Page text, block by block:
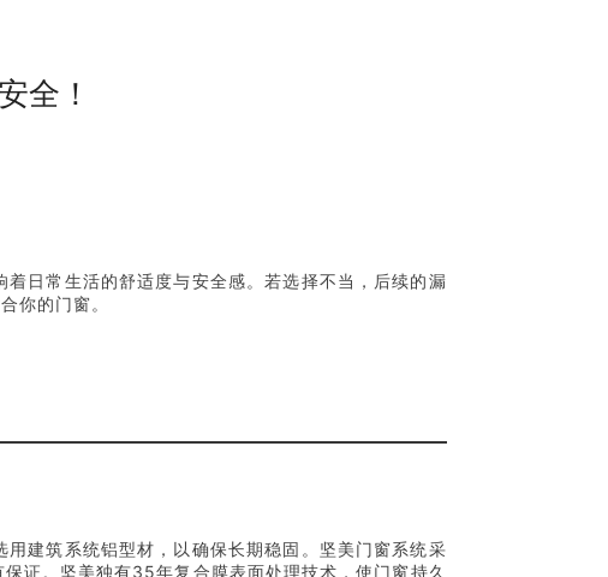
全！
日常生活的舒适度与安全感。若选择不当，后续的漏
你的门窗。
建筑系统铝型材，以确保长期稳固。坚美门窗系统采
证。坚美独有35年复合膜表面处理技术，使门窗持久